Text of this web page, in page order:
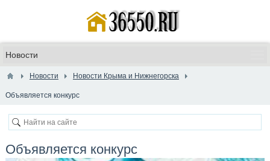
Новости Новости Крыма и Нижнегорска
Объявляется конкурс
Объявляется конкурс